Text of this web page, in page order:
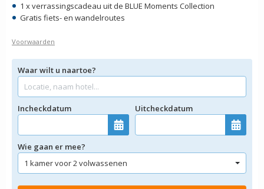
1 x verrassingscadeau uit de BLUE Moments Collection
Gratis fiets- en wandelroutes
Voorwaarden
Waar wilt u naartoe?
Incheckdatum Uitcheckdatum
Wie gaan er mee?